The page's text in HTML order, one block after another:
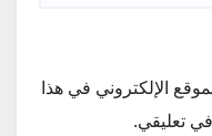
الإلكتروني في هذا
في تعليقي.